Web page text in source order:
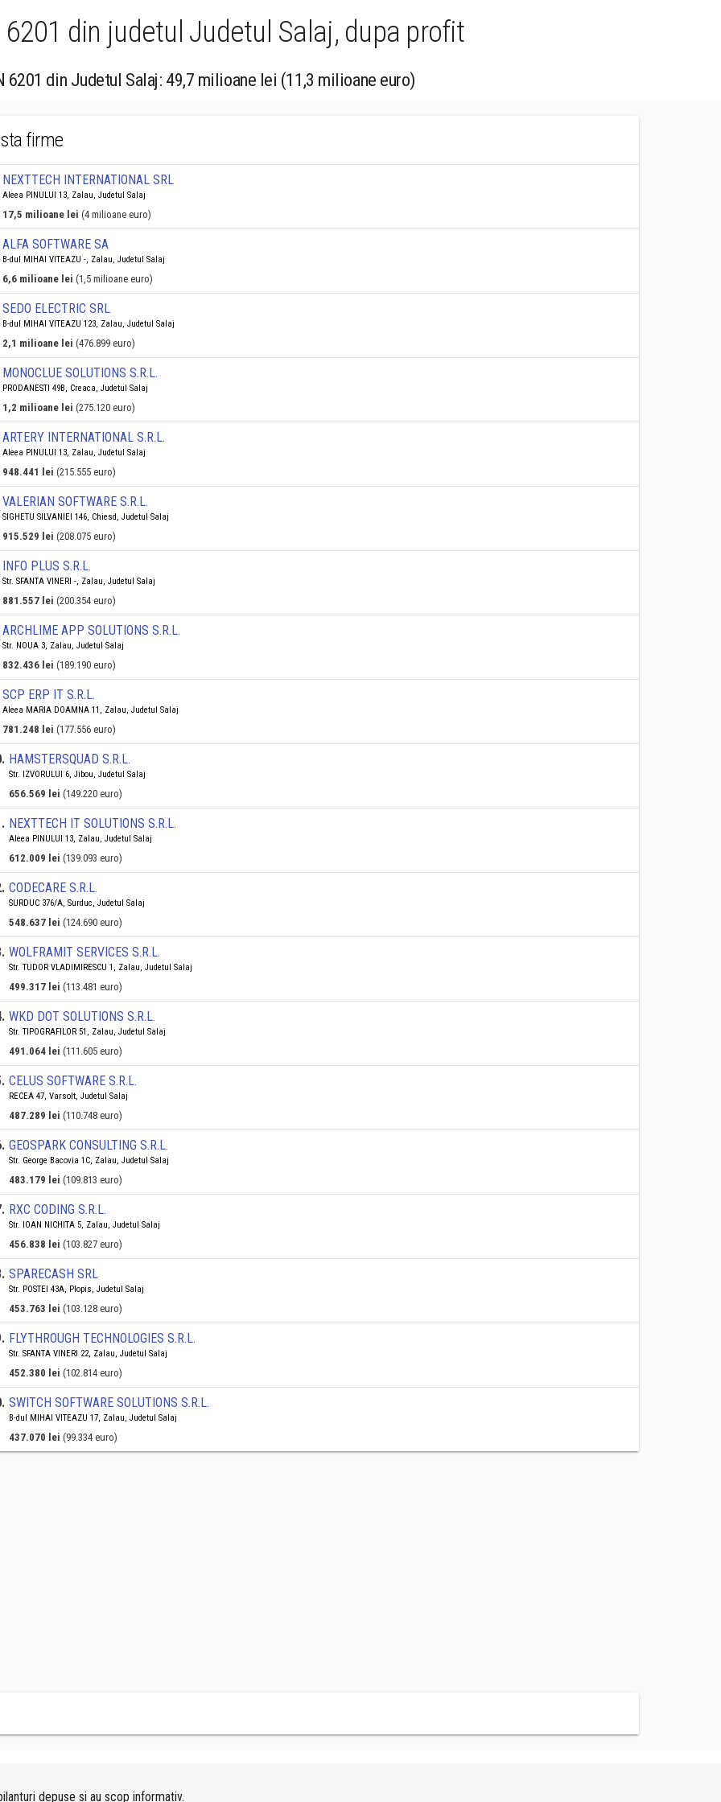
din judetul Judetul Salaj, dupa profit
din Judetul Salaj: 49,7 milioane lei (11,3 milioane euro)
firme
NEXTTECH INTERNATIONAL SRL
Aleea PINULUI 13, Zalau, Judetul Salaj
17,5 milioane lei (4 milioane euro)
ALFA SOFTWARE SA
B-dul MIHAI VITEAZU -, Zalau, Judetul Salaj
6,6 milioane lei (1,5 milioane euro)
SEDO ELECTRIC SRL
B-dul MIHAI VITEAZU 123, Zalau, Judetul Salaj
2,1 milioane lei (476.899 euro)
MONOCLUE SOLUTIONS S.R.L.
PRODANESTI 49B, Creaca, Judetul Salaj
1,2 milioane lei (275.120 euro)
ARTERY INTERNATIONAL S.R.L.
Aleea PINULUI 13, Zalau, Judetul Salaj
948.441 lei (215.555 euro)
VALERIAN SOFTWARE S.R.L.
SIGHETU SILVANIEI 146, Chiesd, Judetul Salaj
915.529 lei (208.075 euro)
INFO PLUS S.R.L.
Str. SFANTA VINERI -, Zalau, Judetul Salaj
881.557 lei (200.354 euro)
ARCHLIME APP SOLUTIONS S.R.L.
Str. NOUA 3, Zalau, Judetul Salaj
832.436 lei (189.190 euro)
SCP ERP IT S.R.L.
Aleea MARIA DOAMNA 11, Zalau, Judetul Salaj
781.248 lei (177.556 euro)
. HAMSTERSQUAD S.R.L.
Str. IZVORULUI 6, Jibou, Judetul Salaj
656.569 lei (149.220 euro)
. NEXTTECH IT SOLUTIONS S.R.L.
Aleea PINULUI 13, Zalau, Judetul Salaj
612.009 lei (139.093 euro)
. CODECARE S.R.L.
SURDUC 376/A, Surduc, Judetul Salaj
548.637 lei (124.690 euro)
. WOLFRAMIT SERVICES S.R.L.
Str. TUDOR VLADIMIRESCU 1, Zalau, Judetul Salaj
499.317 lei (113.481 euro)
. WKD DOT SOLUTIONS S.R.L.
Str. TIPOGRAFILOR 51, Zalau, Judetul Salaj
491.064 lei (111.605 euro)
. CELUS SOFTWARE S.R.L.
RECEA 47, Varsolt, Judetul Salaj
487.289 lei (110.748 euro)
. GEOSPARK CONSULTING S.R.L.
Str. George Bacovia 1C, Zalau, Judetul Salaj
483.179 lei (109.813 euro)
. RXC CODING S.R.L.
Str. IOAN NICHITA 5, Zalau, Judetul Salaj
456.838 lei (103.827 euro)
. SPARECASH SRL
Str. POSTEI 43A, Plopis, Judetul Salaj
453.763 lei (103.128 euro)
. FLYTHROUGH TECHNOLOGIES S.R.L.
Str. SFANTA VINERI 22, Zalau, Judetul Salaj
452.380 lei (102.814 euro)
. SWITCH SOFTWARE SOLUTIONS S.R.L.
B-dul MIHAI VITEAZU 17, Zalau, Judetul Salaj
437.070 lei (99.334 euro)
depuse si au scop informativ.